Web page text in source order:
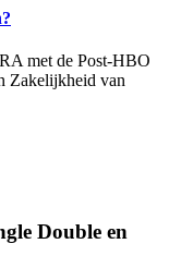
met de Post-HBO
Zakelijkheid van
Double en